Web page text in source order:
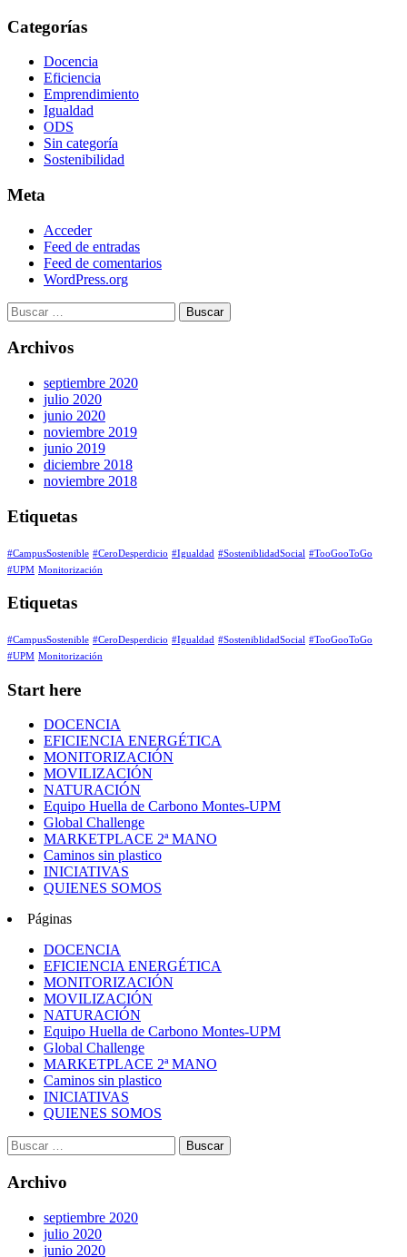
Categorías
Docencia
Eficiencia
Emprendimiento
Igualdad
ODS
Sin categoría
Sostenibilidad
Meta
Acceder
Feed de entradas
Feed de comentarios
WordPress.org
Archivos
septiembre 2020
julio 2020
junio 2020
noviembre 2019
junio 2019
diciembre 2018
noviembre 2018
Etiquetas
#CampusSostenible #CeroDesperdicio #Igualdad #SosteniblidadSocial #TooGooToGo
#UPM Monitorización
Etiquetas
#CampusSostenible #CeroDesperdicio #Igualdad #SosteniblidadSocial #TooGooToGo
#UPM Monitorización
Start here
DOCENCIA
EFICIENCIA ENERGÉTICA
MONITORIZACIÓN
MOVILIZACIÓN
NATURACIÓN
Equipo Huella de Carbono Montes-UPM
Global Challenge
MARKETPLACE 2ª MANO
Caminos sin plastico
INICIATIVAS
QUIENES SOMOS
Páginas
DOCENCIA
EFICIENCIA ENERGÉTICA
MONITORIZACIÓN
MOVILIZACIÓN
NATURACIÓN
Equipo Huella de Carbono Montes-UPM
Global Challenge
MARKETPLACE 2ª MANO
Caminos sin plastico
INICIATIVAS
QUIENES SOMOS
Archivo
septiembre 2020
julio 2020
junio 2020